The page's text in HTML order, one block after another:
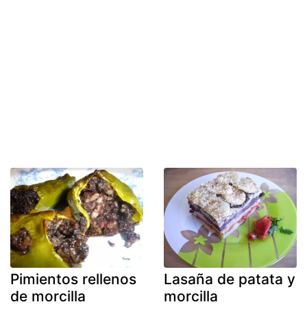
Pimientos rellenos
de morcilla
Lasaña de patata y
morcilla